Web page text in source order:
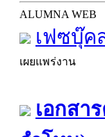
ALUMNA WEB
เฟซบุ๊ค
เผยแพร่งาน
เอกสา